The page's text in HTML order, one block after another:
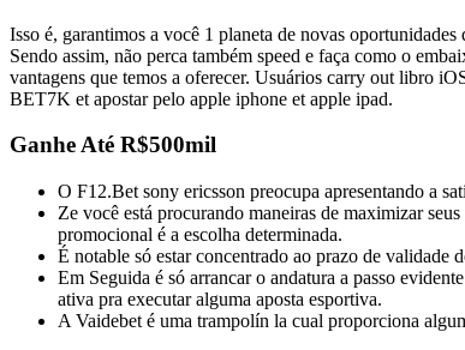
Isso é, garantimos a você 1 planeta de novas
Sendo assim, não perca também speed e faça como o
vantagens que temos a oferecer. Usuários carry out libro
BET7K et apostar pelo apple iphone et apple ipad.
Ganhe Até R$500mil
O F12.Bet sony ericsson preocupa apresentando a
Ze você está procurando maneiras de maximizar
promocional é a escolha determinada.
É notable só estar concentrado ao prazo de validade
Em Seguida é só arrancar o andatura a passo
ativa pra executar alguma aposta esportiva.
A Vaidebet é uma trampolín la cual proporciona